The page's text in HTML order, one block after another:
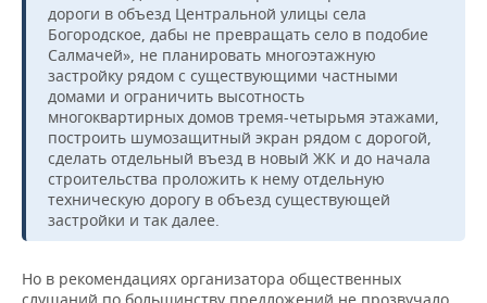
дороги в объезд Центральной улицы села
Богородское, дабы не превращать село в подобие
Салмачей», не планировать многоэтажную
застройку рядом с существующими частными
домами и ограничить высотность
многоквартирных домов тремя-четырьмя этажами,
построить шумозащитный экран рядом с дорогой,
сделать отдельный въезд в новый ЖК и до начала
строительства проложить к нему отдельную
техническую дорогу в объезд существующей
застройки и так далее.
Но в рекомендациях организатора общественных